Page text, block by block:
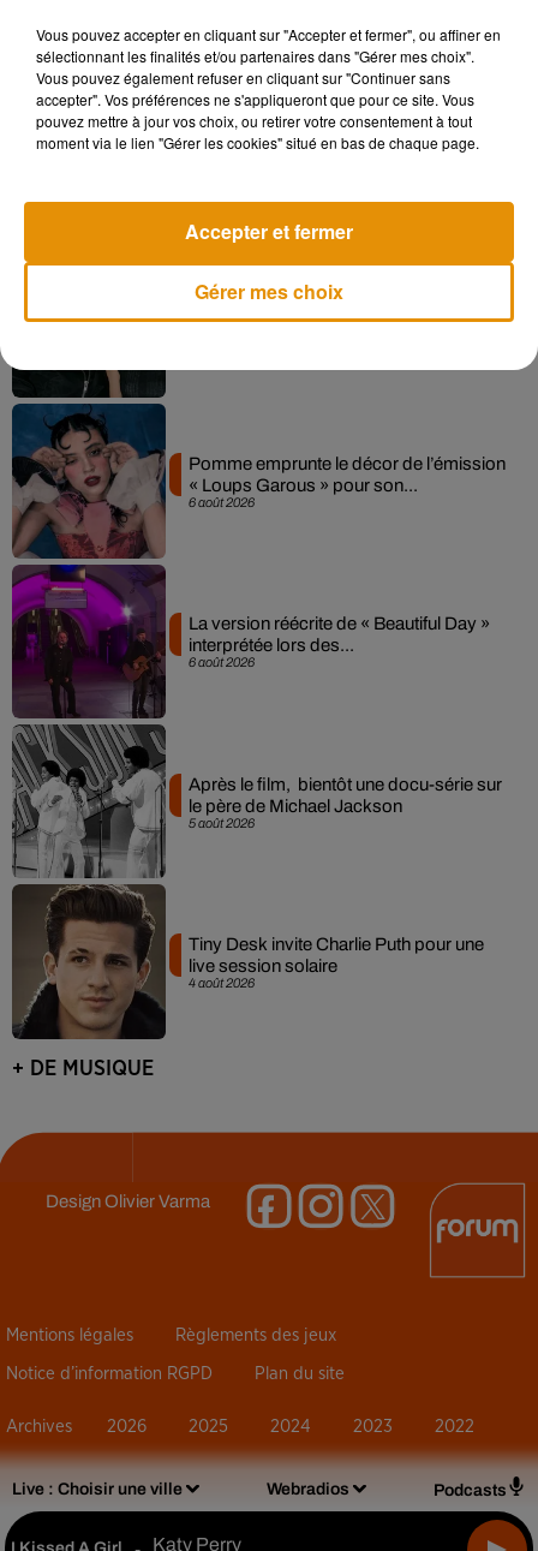
Live : Choisir une ville Webradios Podcasts
Katy Perry
Musique
Madonna sort enfin le remix de « Love
Angèle et Amélie Lens dévoilent leur
collaboration tant attendue
6 août 2026
Pomme emprunte le décor de l’émission
« Loups Garous » pour son...
6 août 2026
La version réécrite de « Beautiful Day »
interprétée lors des...
5 août 2026
Après le film, bientôt une docu-série sur
le père de Michael Jackson
4 août 2026
Tiny Desk invite Charlie Puth pour une
live session solaire
+ DE MUSIQUE
DesignOlivier Varma
Mentions légales Règlements des jeux
Notice d’information RGPD Plan du site
Archives 2026 2025 2024 2023 2022
Vous pouvez accepter en cliquant sur "Accepter et fermer", ou affiner en
sélectionnant les finalités et/ou partenaires dans "Gérer mes choix".
Vous pouvez également refuser en cliquant sur "Continuer sans
accepter". Vos préférences ne s'appliqueront que pour ce site. Vous
pouvez mettre à jour vos choix, ou retirer votre consentement à tout
moment via le lien "Gérer les cookies" situé en bas de chaque page.
Gérer mes choix
Accepter et fermer